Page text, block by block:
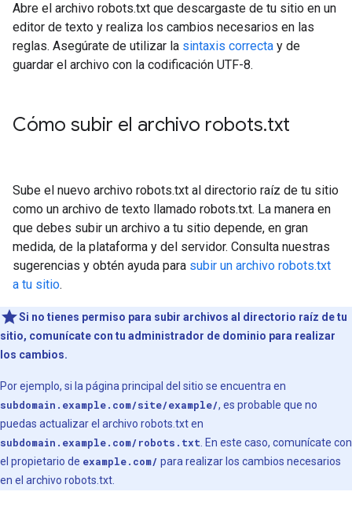
Abre el archivo robots.txt que descargaste de tu sitio en un
editor de texto y realiza los cambios necesarios en las
reglas. Asegúrate de utilizar la sintaxis correcta y de
guardar el archivo con la codificación UTF-8.
Cómo subir el archivo robots.txt
Sube el nuevo archivo robots.txt al directorio raíz de tu sitio
como un archivo de texto llamado robots.txt. La manera en
que debes subir un archivo a tu sitio depende, en gran
medida, de la plataforma y del servidor. Consulta nuestras
sugerencias y obtén ayuda para subir un archivo robots.txt
a tu sitio.
Si no tienes permiso para subir archivos al directorio raíz de tu
sitio, comunícate con tu administrador de dominio para realizar
los cambios.
Por ejemplo, si la página principal del sitio se encuentra en
subdomain.example.com/site/example/, es probable que no
puedas actualizar el archivo robots.txt en
subdomain.example.com/robots.txt . En este caso, comunícate con
el propietario de example.com/ para realizar los cambios necesarios
en el archivo robots.txt.